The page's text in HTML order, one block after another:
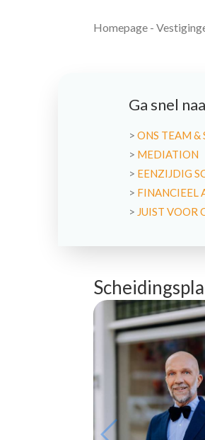
Homepage -
Ga snel
> ONS TEAM &
> MEDIATION
> EENZIJDIG
> FINANCIEEL
> JUIST VOOR